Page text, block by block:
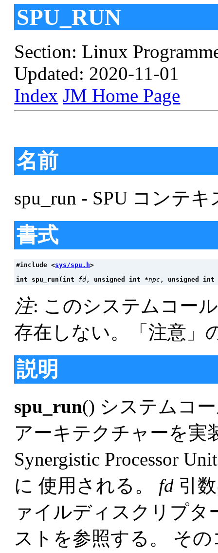
SPU_RUN
Section: Linux
Updated: 2020-11-01
Index JM Home Page
名前
spu_run - SPU コンテ
書式
#include <sys/spu.h>
int spu_run(int fd , unsigned int *npc , unsigned int
注: このシステムコー
存在しない。「注意」
説明
spu_run() システムコー
アーキテクチャーを実
Synergistic Processor
に 使用される。 fd 引
ァイルディスクリプタ
ストを参照する。 そ